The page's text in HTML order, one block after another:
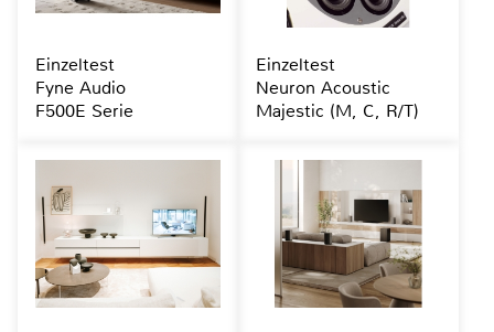
Einzeltest
Fyne Audio
F500E Serie
Einzeltest
Neuron Acoustic
Majestic (M, C, R/T)